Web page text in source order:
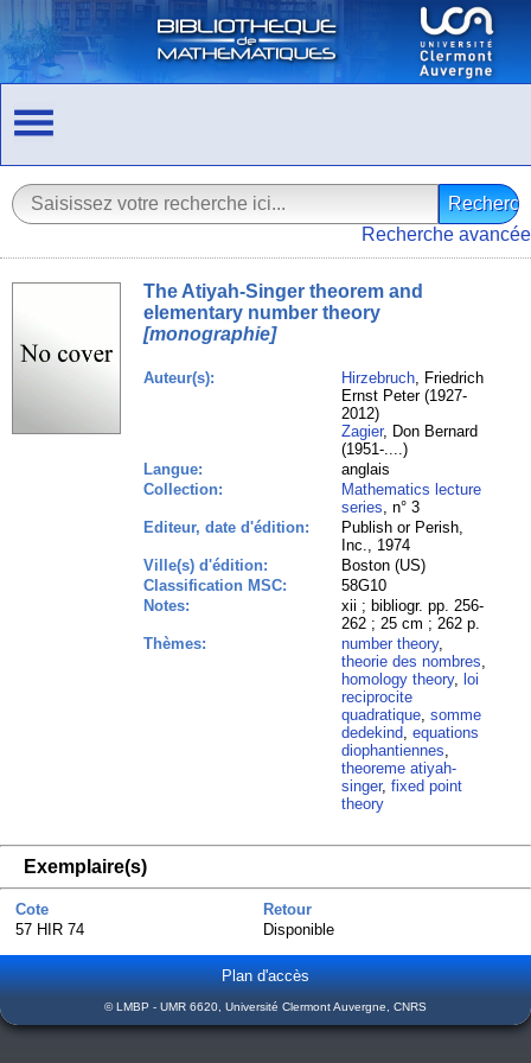
Recherche avancée
The Atiyah-Singer theorem and
elementary number theory
[monographie]
Auteur(s): Hirzebruch, Friedrich
Ernst Peter (1927-
2012)
Zagier, Don Bernard
(1951-....)
Langue:
anglais
Collection:
Mathematics lecture
series, n° 3
Editeur, date d'édition:
Publish or Perish,
Inc., 1974
Ville(s) d'édition:
Boston (US)
Classification MSC:
58G10
Notes:
xii ; bibliogr. pp. 256-
262 ; 25 cm ; 262 p.
Thèmes:
number theory,
theorie des nombres,
homology theory, loi
reciprocite
quadratique,somme
dedekind,equations
diophantiennes,
theoreme atiyah-
singer,fixed point
theory
Exemplaire(s)
Cote
Retour
57 HIR 74
Disponible
Plan d'accès
© LMBP - UMR 6620, Université Clermont Auvergne, CNRS